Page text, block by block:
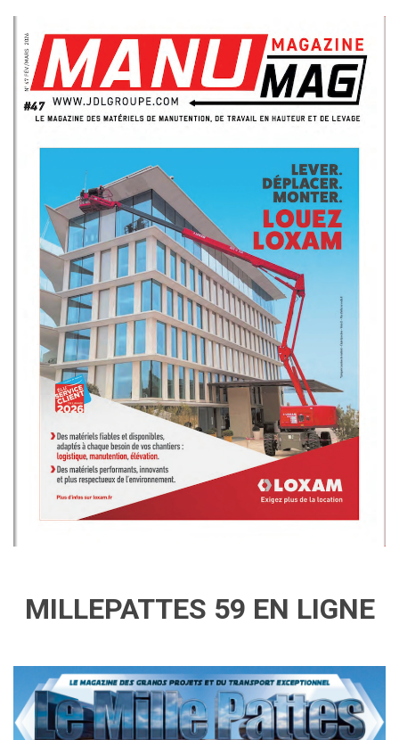
MILLEPATTES 59 EN LIGNE